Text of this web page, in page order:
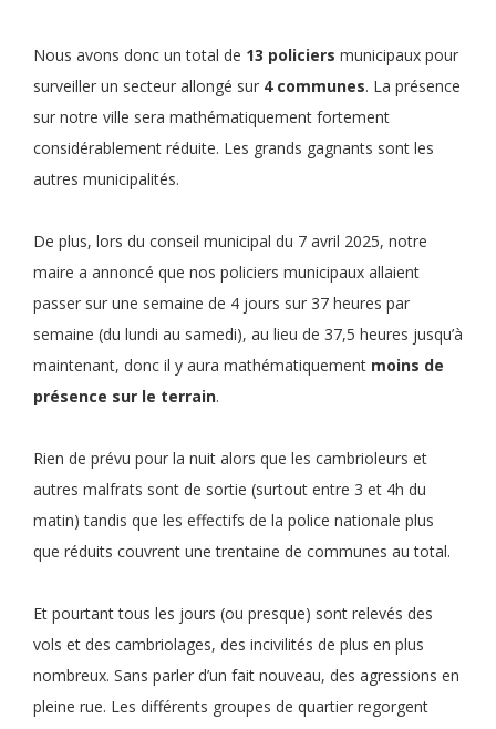
Nous avons donc un total de 13 policiers municipaux pour
surveiller un secteur allongé sur 4 communes. La présence
sur notre ville sera mathématiquement fortement
considérablement réduite. Les grands gagnants sont les
autres municipalités.
De plus, lors du conseil municipal du 7 avril 2025, notre
maire a annoncé que nos policiers municipaux allaient
passer sur une semaine de 4 jours sur 37 heures par
semaine (du lundi au samedi), au lieu de 37,5 heures jusqu’à
maintenant, donc il y aura mathématiquement moins de
présence sur le terrain.
Rien de prévu pour la nuit alors que les cambrioleurs et
autres malfrats sont de sortie (surtout entre 3 et 4h du
matin) tandis que les effectifs de la police nationale plus
que réduits couvrent une trentaine de communes au total.
Et pourtant tous les jours (ou presque) sont relevés des
vols et des cambriolages, des incivilités de plus en plus
nombreux. Sans parler d’un fait nouveau, des agressions en
pleine rue. Les différents groupes de quartier regorgent